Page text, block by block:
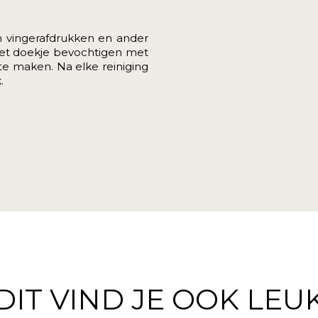
vingerafdrukken en ander
doekje bevochtigen met
maken. Na elke reiniging
VIND JE OOK